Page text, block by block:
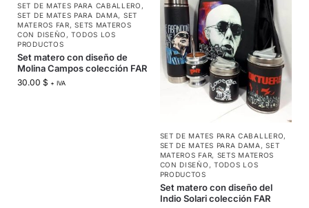
SET DE MATES PARA CABALLERO ,
SET DE MATES PARA DAMA, SET
MATEROS FAR,SETS MATEROS
CON DISEÑO ,TODOS LOS
PRODUCTOS
Set matero con diseño de
Molina Campos colección FAR
30.00 $ + IVA
SET DE MATES PARA CABALLERO,
SET DE MATES PARA DAMA ,SET
MATEROS FAR, SETS MATEROS
CON DISEÑO , TODOS LOS
PRODUCTOS
Set matero con diseño del
Indio Solari colección FAR